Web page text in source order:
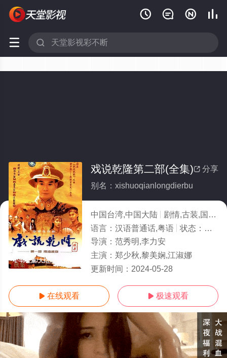
   
 
1-40全集/大结局
 分享
戏说乾隆第二部(全集)
别名：xishuoqianlongdierbu
中国台湾,中国大陆 剧情,古装,国产
语言： 汉语普通话,粤语 状态： 全40
导演： 范秀明,李力安
主演： 郑少秋,黎美娴,江淑娜
更新时间： 2024-05-28
 在线观看  极速观看